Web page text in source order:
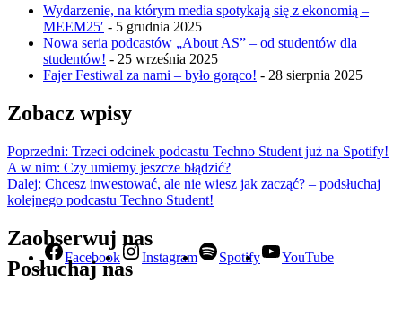
Wydarzenie, na którym media spotykają się z ekonomią –
MEEM25′ - 5 grudnia 2025
Nowa seria podcastów „About AS” – od studentów dla
studentów! - 25 września 2025
Fajer Festiwal za nami – było gorąco! - 28 sierpnia 2025
Zobacz wpisy
Poprzedni: Trzeci odcinek podcastu Techno Student już na Spotify!
A w nim: Czy umiemy jeszcze błądzić?
Dalej: Chcesz inwestować, ale nie wiesz jak zacząć? – podsłuchaj
kolejnego podcastu Techno Student!
Zaobserwuj nas
Facebook Instagram Spotify YouTube
Posłuchaj nas